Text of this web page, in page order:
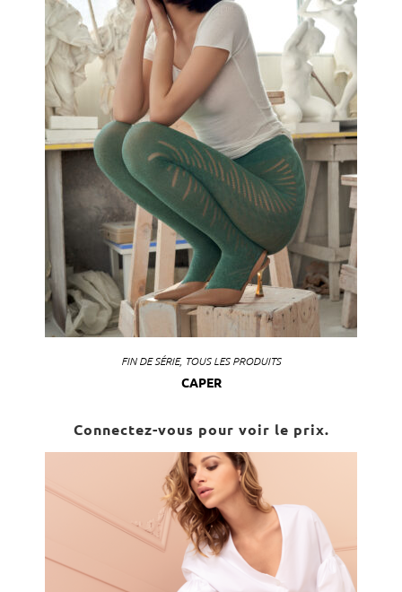
FIN DE SÉRIE, TOUS LES PRODUITS
CAPER
Connectez-vous pour voir le prix.